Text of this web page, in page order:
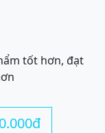
tốt hơn, đạt